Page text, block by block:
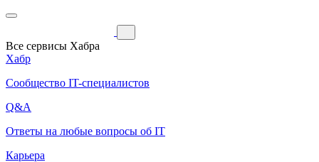
Все сервисы Хабра
Хабр
Сообщество IT-специалистов
Q&A
Ответы на любые вопросы об IT
Карьера